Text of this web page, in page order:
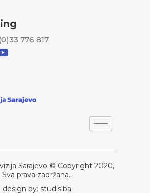
776 817
Sarajevo © Copyright 2020,
Sva prava zadržana..
design by: studis.ba